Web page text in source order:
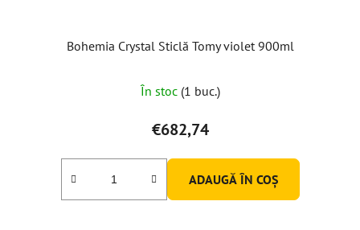
Bohemia Crystal Sticlă Tomy violet 900ml
În stoc (1 buc.)
€682,74
ADAUGĂ ÎN COŞ